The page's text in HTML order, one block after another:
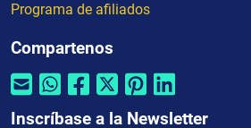
Programa de afiliados
Compartenos
Inscríbase a la Newsletter